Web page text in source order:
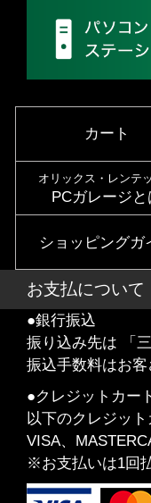
カート
オリックス・レンテ
PCガレージと
ショッピングガ
お支払について
●銀行振込
振り込み先は 「
振込手数料はお客
●クレジットカー
以下のクレジット
VISA、
※お支払いは1回